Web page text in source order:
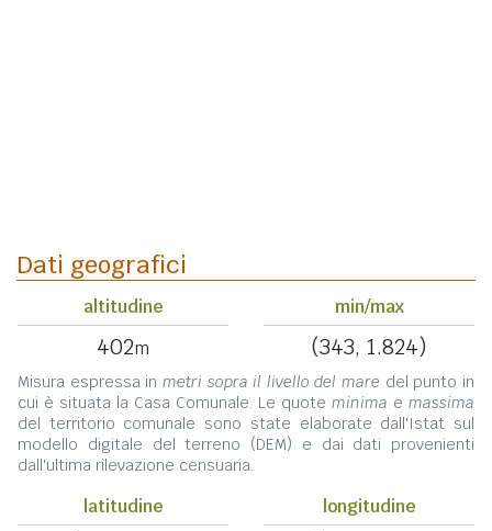
Dati geografici
altitudine
402m
min/max
(343, 1.824)
Misura espressa in metri sopra il livello del mare del punto in
cui è situata la Casa Comunale. Le quote minima e massima
del territorio comunale sono state elaborate dall'Istat sul
modello digitale del terreno (DEM) e dai dati provenienti
dall'ultima rilevazione censuaria.
latitudine longitudine